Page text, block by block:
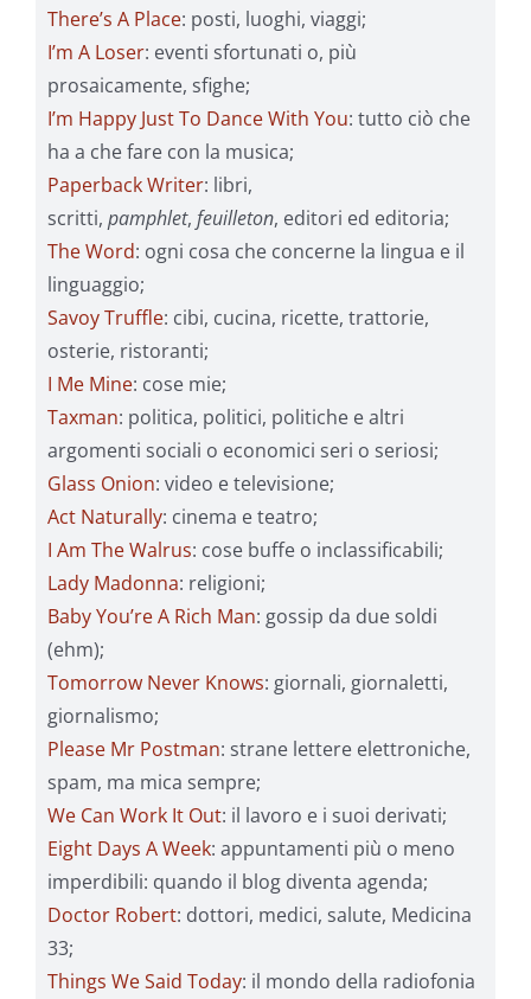
There’s A Place: posti, luoghi, viaggi;
I’m A Loser: eventi sfortunati o, più
prosaicamente, sfighe;
I’m Happy Just To Dance With You: tutto ciò che
ha a che fare con la musica;
Paperback Writer: libri,
scritti, pamphlet, feuilleton, editori ed editoria;
The Word: ogni cosa che concerne la lingua e il
linguaggio;
Savoy Truffle: cibi, cucina, ricette, trattorie,
osterie, ristoranti;
I Me Mine: cose mie;
Taxman: politica, politici, politiche e altri
argomenti sociali o economici seri o seriosi;
Glass Onion: video e televisione;
Act Naturally: cinema e teatro;
I Am The Walrus: cose buffe o inclassificabili;
Lady Madonna: religioni;
Baby You’re A Rich Man: gossip da due soldi
(ehm);
Tomorrow Never Knows: giornali, giornaletti,
giornalismo;
Please Mr Postman: strane lettere elettroniche,
spam, ma mica sempre;
We Can Work It Out: il lavoro e i suoi derivati;
Eight Days A Week: appuntamenti più o meno
imperdibili: quando il blog diventa agenda;
Doctor Robert: dottori, medici, salute, Medicina
33;
Things We Said Today: il mondo della radiofonia